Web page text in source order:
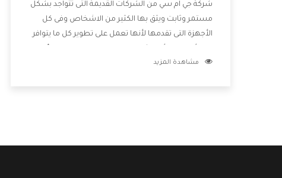
شركة جي ام سي من الشركات القديمة التى تتواجد بشكل
مستمر وثابت ويثق بها الكثير من الاشخاص وفى كل
الأجهزة التى تقدمها لأنها تعمل على تطوير كل ما يتوافر
خدمات ما بعد البيع مع المنتجات وتقدم للعملاء أقوى
مشاهدة المزيد